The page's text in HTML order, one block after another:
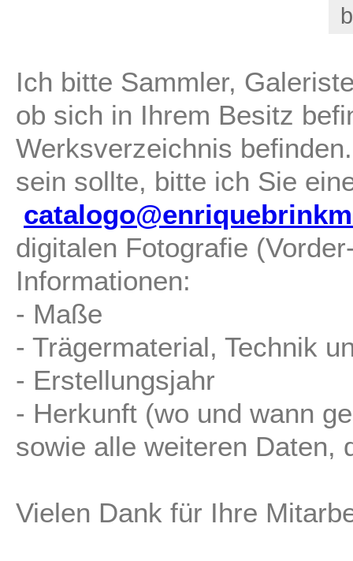
Ich bitte Sammler,
ob sich in Ihrem Besitz
Werksverzeichnis
sein sollte, bitte ich Sie
digitalen Fotografie
Informationen:
- Maße
- Trägermaterial, Technik
- Erstellungsjahr
- Herkunft (wo und wann
sowie alle weiteren Daten,
Vielen Dank für Ihre